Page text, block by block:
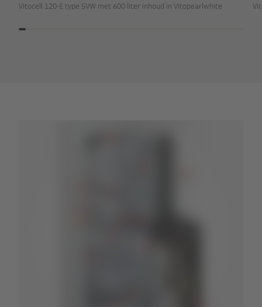
Vitocell 120-E type SVW met 600 liter inhoud in Vitopearlwhite